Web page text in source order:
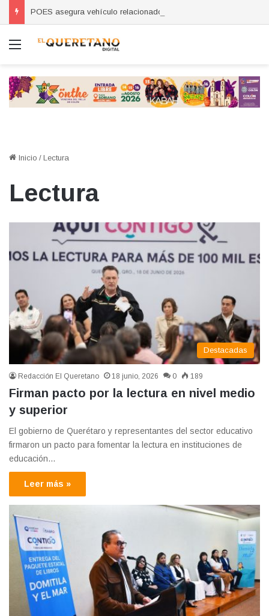
Menú
Inicio / Lectura
Lectura
Destacadas
Redacción El Queretano 18 junio, 2026 0 189
Firman pacto por la lectura en nivel medio
y superior
El gobierno de Querétaro y representantes del sector educativo
firmaron un pacto para fomentar la lectura en instituciones de
educación…
Leer más »